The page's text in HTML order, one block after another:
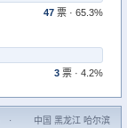
47 票 · 65.3%
3 票 · 4.2%
·
中国 黑龙江 哈尔滨